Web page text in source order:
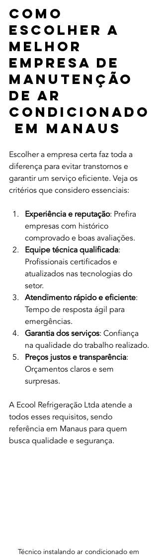
Como
Escolher a
Melhor
Empresa de
Manutenção
de Ar
Condicionado
em Manaus
Escolher a empresa certa faz toda a
diferença para evitar transtornos e
garantir um serviço eficiente. Veja os
critérios que considero essenciais:
Experiência e reputação: Prefira
empresas com histórico
comprovado e boas avaliações.
Equipe técnica qualificada:
Profissionais certificados e
atualizados nas tecnologias do
setor.
Atendimento rápido e eficiente:
Tempo de resposta ágil para
emergências.
Garantia dos serviços: Confiança
na qualidade do trabalho realizado.
Preços justos e transparência:
Orçamentos claros e sem
surpresas.
A Ecool Refrigeração Ltda atende a
todos esses requisitos, sendo
referência em Manaus para quem
busca qualidade e segurança.
Técnico instalando ar condicionado em